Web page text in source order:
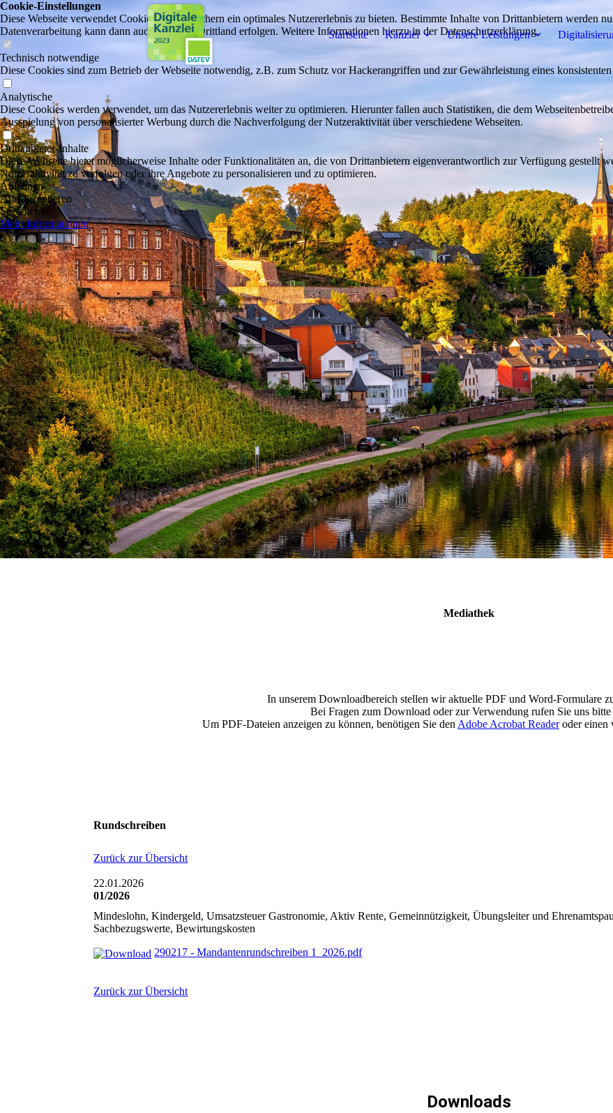
Startseite Kanzlei Unsere Leistungen
Mediathek
In unserem Downloadbereich stellen wir aktuelle PDF und Word-Formulare
Bei Fragen zum Download oder zur Verwendung rufen Sie uns bitte
Um PDF-Dateien anzeigen zu können, benötigen Sie den Adobe Acrobat Readeroder einen
Rundschreiben
Zurück zur Übersicht
22.01.2026
01/2026
Mindeslohn, Kindergeld, Umsatzsteuer Gastronomie, Aktiv Rente, Gemeinnützigkeit, Übungsleiter und
Sachbezugswerte, Bewirtungskosten
290217 - Mandantenrundschreiben 1_2026.pdf
Zurück zur Übersicht
Downloads
Cookie-Einstellungen
Diese Webseite verwendet Cookies, um Besuchern ein optimales Nutzererlebnis zu bieten. Bestimmte Inhalte von Drittanbietern werden
Datenverarbeitung kann dann auch in einem Drittland erfolgen. Weitere Informationen hierzu in der Datenschutzerklärung.
Technisch notwendige
Diese Cookies sind zum Betrieb der Webseite notwendig, z.B. zum Schutz vor Hackerangriffen und zur Gewährleistung eines
Analytische
Diese Cookies werden verwendet, um das Nutzererlebnis weiter zu optimieren. Hierunter fallen auch Statistiken, die dem
Ausspielung von personalisierter Werbung durch die Nachverfolgung der Nutzeraktivität über verschiedene Webseiten.
Drittanbieter-Inhalte
Diese Webseite bietet möglicherweise Inhalte oder Funktionalitäten an, die von Drittanbietern eigenverantwortlich zur Verfügung gestellt
Nutzeraktivität zu verfolgen oder ihre Angebote zu personalisieren und zu optimieren.
Ablehnen
Alle akzeptieren
Speichern
Mehr Informationen